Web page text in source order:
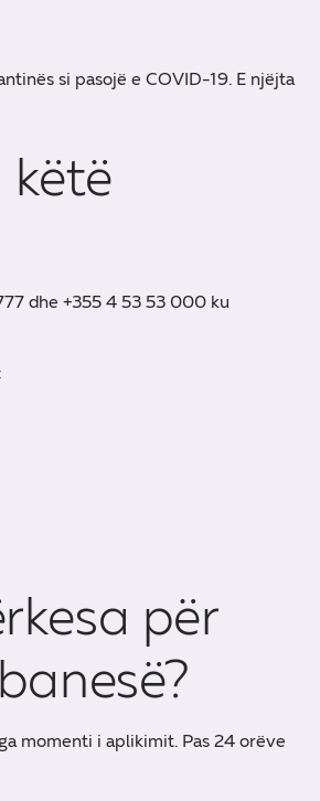
si pasojë e COVID-19. E njëjta
këtë
dhe +355 4 53 53 000 ku
për
momenti i aplikimit. Pas 24 orëve